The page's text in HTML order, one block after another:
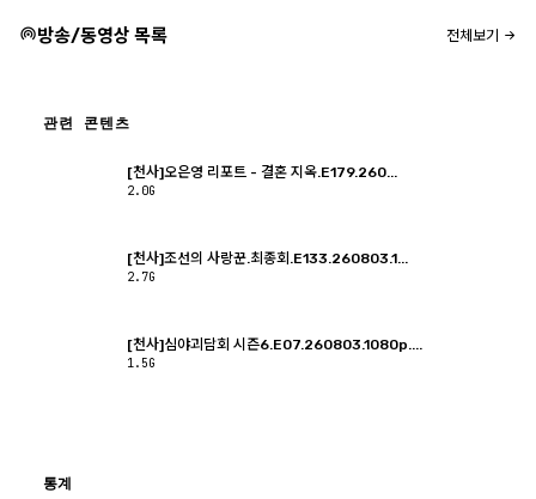
방송/동영상 목록 전체보기
관련 콘텐츠
[천사]오은영 리포트 - 결혼 지옥.E179.260...
2.0G
[천사]조선의 사랑꾼.최종회.E133.260803.1...
2.7G
[천사]심야괴담회 시즌6.E07.260803.1080p....
1.5G
통계